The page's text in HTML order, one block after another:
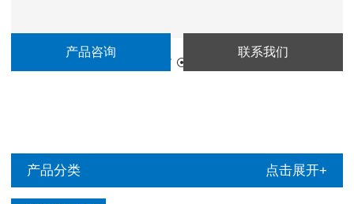
2022-06-01 10:37
产品咨询 联系我们
产品分类 点击展开+